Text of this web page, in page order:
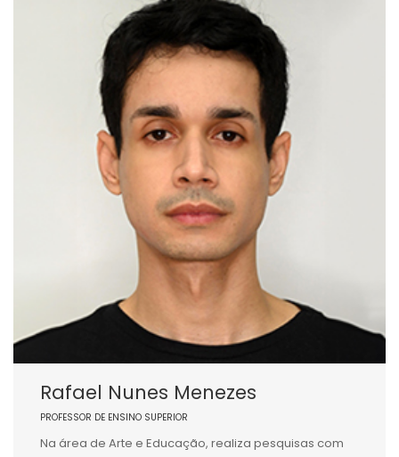
Rafael Nunes Menezes
PROFESSOR DE ENSINO SUPERIOR
Na área de Arte e Educação, realiza pesquisas com